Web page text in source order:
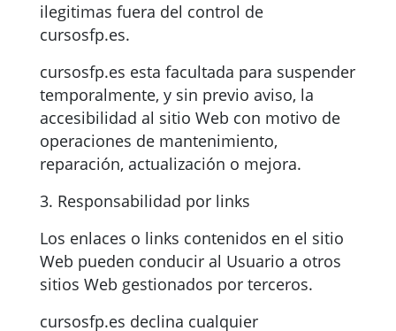
ilegitimas fuera del control de
cursosfp.es.
cursosfp.es esta facultada para suspender
temporalmente, y sin previo aviso, la
accesibilidad al sitio Web con motivo de
operaciones de mantenimiento,
reparación, actualización o mejora.
3. Responsabilidad por links
Los enlaces o links contenidos en el sitio
Web pueden conducir al Usuario a otros
sitios Web gestionados por terceros.
cursosfp.es declina cualquier